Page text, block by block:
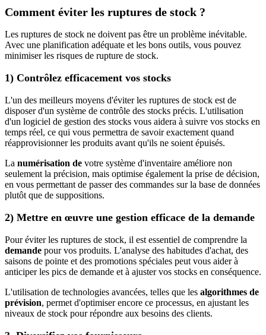
Comment éviter les ruptures de stock ?
Les ruptures de stock ne doivent pas être un problème inévitable.
Avec une planification adéquate et les bons outils, vous pouvez
minimiser les risques de rupture de stock.
1) Contrôlez efficacement vos stocks
L'un des meilleurs moyens d'éviter les ruptures de stock est de
disposer d'un système de contrôle des stocks précis. L'utilisation
d'un logiciel de gestion des stocks vous aidera à suivre vos stocks en
temps réel, ce qui vous permettra de savoir exactement quand
réapprovisionner les produits avant qu'ils ne soient épuisés.
La numérisation de votre système d'inventaire améliore non
seulement la précision, mais optimise également la prise de décision,
en vous permettant de passer des commandes sur la base de données
plutôt que de suppositions.
2) Mettre en œuvre une gestion efficace de la demande
Pour éviter les ruptures de stock, il est essentiel de comprendre la
demande pour vos produits. L'analyse des habitudes d'achat, des
saisons de pointe et des promotions spéciales peut vous aider à
anticiper les pics de demande et à ajuster vos stocks en conséquence.
L'utilisation de technologies avancées, telles que les algorithmes de
prévision, permet d'optimiser encore ce processus, en ajustant les
niveaux de stock pour répondre aux besoins des clients.